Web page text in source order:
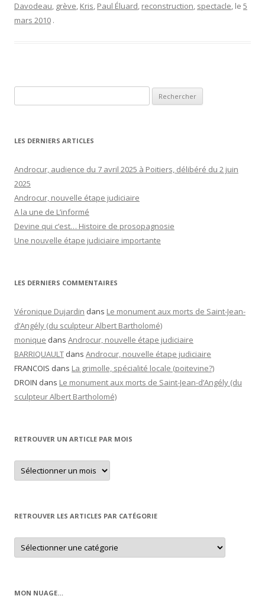
Davodeau, grève, Kris, Paul Éluard, reconstruction, spectacle, le 5
mars 2010 .
LES DERNIERS ARTICLES
Androcur, audience du 7 avril 2025 à Poitiers, délibéré du 2 juin
2025
Androcur, nouvelle étape judiciaire
A la une de L’informé
Devine qui c’est… Histoire de prosopagnosie
Une nouvelle étape judiciaire importante
LES DERNIERS COMMENTAIRES
Véronique Dujardin dans Le monument aux morts de Saint-Jean-
d’Angély (du sculpteur Albert Bartholomé)
monique dans Androcur, nouvelle étape judiciaire
BARRIQUAULT dans Androcur, nouvelle étape judiciaire
FRANCOIS dans La grimolle, spécialité locale (poitevine?)
DROIN dans Le monument aux morts de Saint-Jean-d’Angély (du
sculpteur Albert Bartholomé)
RETROUVER UN ARTICLE PAR MOIS
Retrouver
un
article
RETROUVER LES ARTICLES PAR CATÉGORIE
Retrouver
les
articles
MON NUAGE…